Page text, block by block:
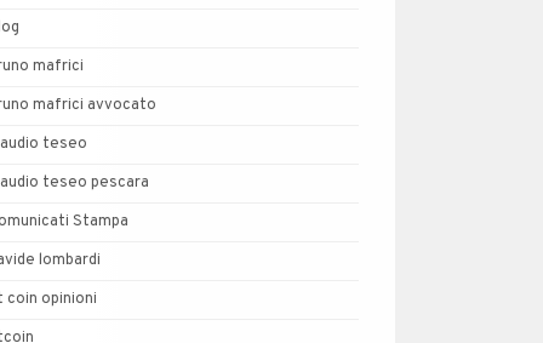
mafrici
mafrici avvocato
teseo
teseo pescara
Stampa
lombardi
coin opinioni